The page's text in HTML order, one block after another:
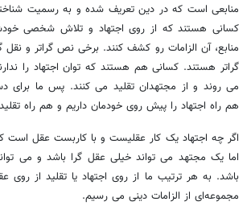
منابعی است که در دین تعریف شده و به رسمیت
کسانی هستند که از روی اجتهاد و تلاش شخصی
منابع، آن الزامات رو کشف کنند. برخی نص گراتر و
گراتر هستند. کسانی هم هستند که توان اجتهاد را
می روند و از مجتهدان تقلید می کنند. پس ما برای
هم راه اجتهاد را پیش روی خودمان داریم و هم راه
اگر چه اجتهاد یک کار عقلیست و با کاربست عقل است
اما یک مجتهد می تواند خیلی عقل گرا باشد و می
باشد. به هر ترتیب ما از روی اجتهاد یا تقلید از روی
مجموعه‌ای از الزامات دینی می رسیم.